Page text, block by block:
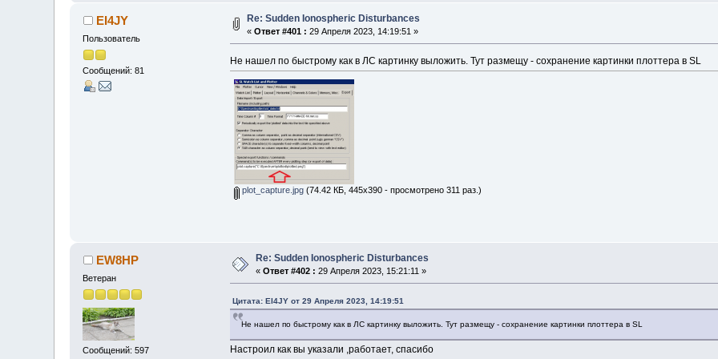
EI4JY
Пользователь
Сообщений: 81
Re: Sudden Ionospheric Disturbances
«Ответ #401 : 29 Апреля 2023, 14:19:51 »
Не нашел по быстрому как в ЛС картинку выложить. Тут размещу - сохранение картинки плоттера в SL
plot_capture.jpg (74.42 КБ, 445x390 - просмотрено 311 раз.)
EW8HP
Ветеран
Сообщений: 597
Re: Sudden Ionospheric Disturbances
«Ответ #402 : 29 Апреля 2023, 15:21:11 »
Цитата: EI4JY от 29 Апреля 2023, 14:19:51
Не нашел по быстрому как в ЛС картинку выложить. Тут размещу - сохранение картинки плоттера в SL
Настроил как вы указали ,работает, спасибо